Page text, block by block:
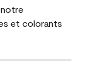
et colorants